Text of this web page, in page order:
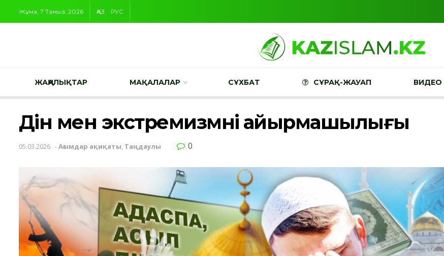
Жұма, 7 Тамыз, 2026 ҚАЗ РУС
ЖАҢАЛЫҚТАР МАҚАЛАЛАР СҰХБАТ СҰРАҚ-ЖАУАП ВИДЕО
Дін мен экстремизмнің айырмашылығы
05.03.2026 -Ағымдар ақиқаты, Таңдаулы 0